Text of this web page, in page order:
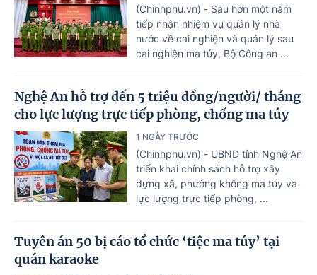
(Chinhphu.vn) - Sau hơn một năm
tiếp nhận nhiệm vụ quản lý nhà
nước về cai nghiện và quản lý sau
cai nghiện ma túy, Bộ Công an ...
Nghệ An hỗ trợ đến 5 triệu đồng/người/ tháng
cho lực lượng trực tiếp phòng, chống ma túy
1 NGÀY TRƯỚC
(Chinhphu.vn) - UBND tỉnh Nghệ An
triển khai chính sách hỗ trợ xây
dựng xã, phường không ma túy và
lực lượng trực tiếp phòng, ...
Tuyên án 50 bị cáo tổ chức ‘tiệc ma túy’ tại
quán karaoke